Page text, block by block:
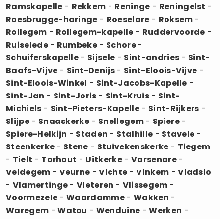
Ramskapelle - Rekkem - Reninge - Reningelst -
Roesbrugge-haringe - Roeselare - Roksem -
Rollegem - Rollegem-kapelle - Ruddervoorde -
Ruiselede- Rumbeke - Schore -
Schuiferskapelle - Sijsele - Sint-andries - Sint-
Baafs-Vijve - Sint-Denijs - Sint-Eloois-Vijve -
Sint-Eloois-Winkel - Sint-Jacobs-Kapelle -
Sint-Jan - Sint-Joris - Sint-Kruis- Sint-
Michiels - Sint-Pieters-Kapelle- Sint-Rijkers -
Slijpe- Snaaskerke - Snellegem- Spiere-
Spiere-Helkijn - Staden - Stalhille - Stavele -
Steenkerke - Stene - Stuivekenskerke - Tiegem
- Tielt - Torhout - Uitkerke - Varsenare-
Veldegem - Veurne -Vichte -Vinkem -Vladslo
- Vlamertinge -Vleteren - Vlissegem -
Voormezele -Waardamme -Wakken -
Waregem -Watou - Wenduine -Werken -